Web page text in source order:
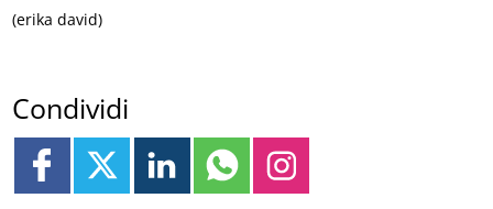
(erika david)
Condividi